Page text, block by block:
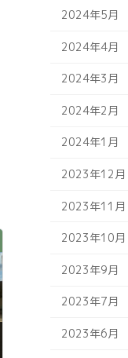
2024年5月
2024年4月
2024年3月
2024年2月
2024年1月
2023年12月
2023年11月
2023年10月
2023年9月
2023年7月
2023年6月